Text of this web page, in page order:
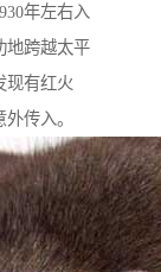
年左右入
地跨越太平
现有红火
传入。